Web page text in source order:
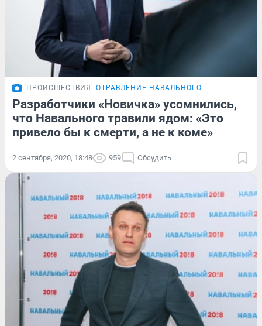
ПРОИСШЕСТВИЯ ОТРАВЛЕНИЕ НАВАЛЬНОГО
Разработчики «Новичка» усомнились,
что Навального травили ядом: «Это
привело бы к смерти, а не к коме»
2 сентября, 2020, 18:48 959 Обсудить